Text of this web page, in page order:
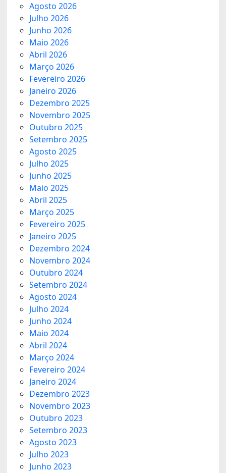
Agosto 2026
Julho 2026
Junho 2026
Maio 2026
Abril 2026
Março 2026
Fevereiro 2026
Janeiro 2026
Dezembro 2025
Novembro 2025
Outubro 2025
Setembro 2025
Agosto 2025
Julho 2025
Junho 2025
Maio 2025
Abril 2025
Março 2025
Fevereiro 2025
Janeiro 2025
Dezembro 2024
Novembro 2024
Outubro 2024
Setembro 2024
Agosto 2024
Julho 2024
Junho 2024
Maio 2024
Abril 2024
Março 2024
Fevereiro 2024
Janeiro 2024
Dezembro 2023
Novembro 2023
Outubro 2023
Setembro 2023
Agosto 2023
Julho 2023
Junho 2023